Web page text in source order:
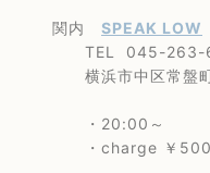
関内 SPEAK LOW
TEL 045-263-
横浜市中区常盤町
・20:00～
・charge ￥